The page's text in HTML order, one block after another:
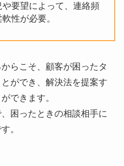
要望によって、連絡頻
性が必要。
らこそ、顧客が困ったタ
ができ、解決法を提案す
できます。
困ったときの相談相手に
。